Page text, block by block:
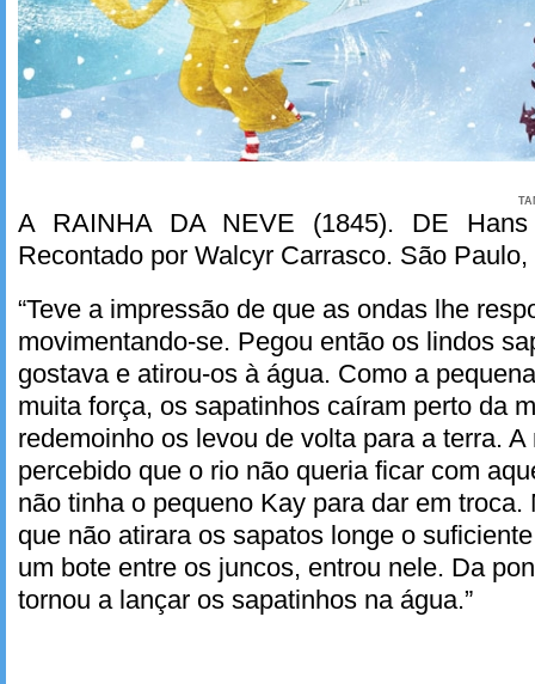
A RAINHA DA NEVE (1845). DE Hans
Recontado por Walcyr Carrasco. São
“Teve a impressão de que as ondas lhe
movimentando-se. Pegou então os lindos
gostava e atirou-os à água. Como a
muita força, os sapatinhos caíram perto da
redemoinho os levou de volta para a terra.
percebido que o rio não queria ficar com
não tinha o pequeno Kay para dar em troca.
que não atirara os sapatos longe o
um bote entre os juncos, entrou nele. Da
tornou a lançar os sapatinhos na água.”